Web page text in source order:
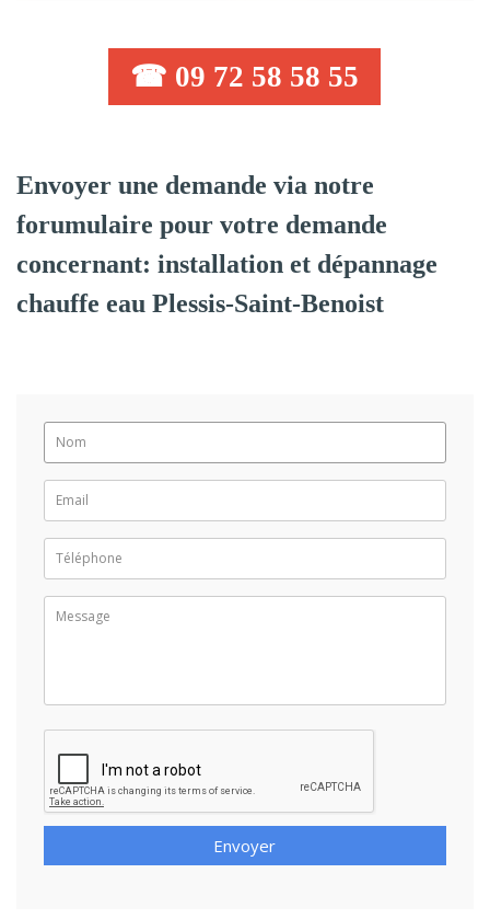
☎ 09 72 58 58 55
Envoyer une demande via notre
forumulaire pour votre demande
concernant: installation et dépannage
chauffe eau Plessis-Saint-Benoist
Envoyer